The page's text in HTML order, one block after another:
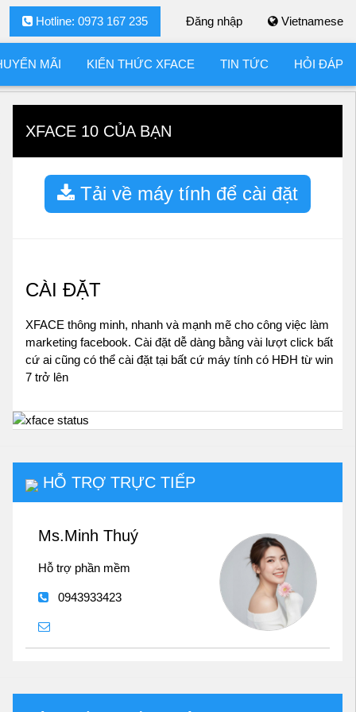
Vietnamese
Đăng nhập
Hotline: 0973 167 235
MÃI KIẾN THỨC XFACE TIN TỨC HỎI ĐÁP
XFACE 10 CỦA BẠN
Tải về máy tính để cài đặt
CÀI ĐẶT
XFACE thông minh, nhanh và mạnh mẽ cho công việc làm
marketing facebook. Cài đặt dễ dàng bằng vài lượt click bất
cứ ai cũng có thể cài đặt tại bất cứ máy tính có HĐH từ win
7 trở lên
HỖ TRỢ TRỰC TIẾP
Ms.Minh Thuý
Hỗ trợ phần mềm
0943933423